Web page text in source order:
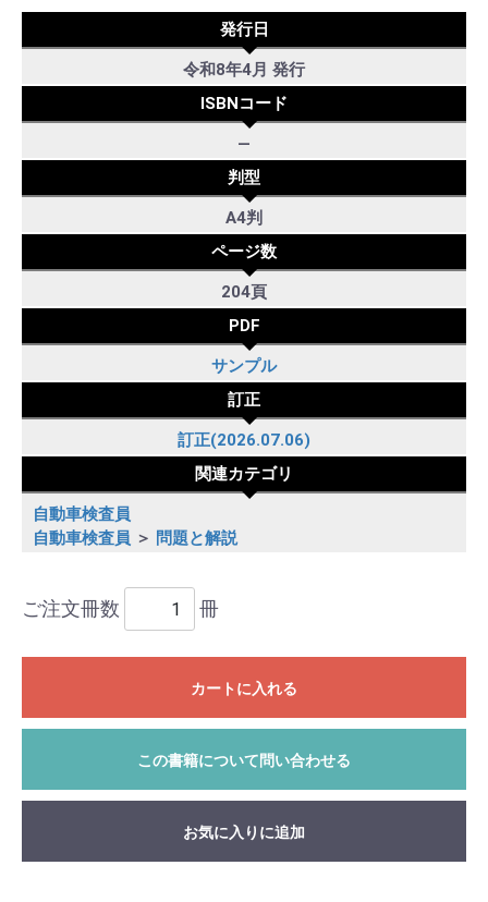
発行日
令和8年4月 発行
ISBNコード
―
判型
A4判
ページ数
204頁
PDF
サンプル
訂正
訂正(2026.07.06)
関連カテゴリ
自動車検査員
自動車検査員 ＞ 問題と解説
ご注文冊数 冊
カートに入れる
この書籍について問い合わせる
お気に入りに追加